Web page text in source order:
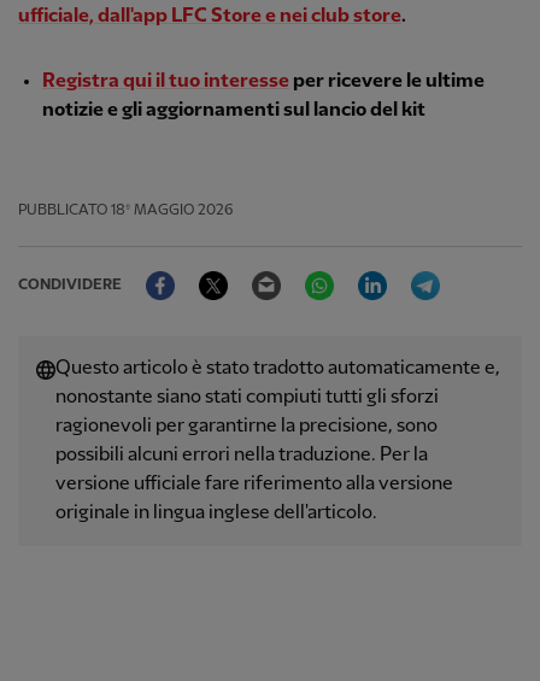
ufficiale, dall'app LFC Storee nei club store.
Registra qui il tuo interesse per ricevere le ultime
notizie e gli aggiornamenti sul lancio del kit
PUBBLICATO 18º MAGGIO 2026
CONDIVIDERE
FacebookTwitter Email WhatsAppLinkedIn
Questo articolo è stato tradotto automaticamente e,
nonostante siano stati compiuti tutti gli sforzi
ragionevoli per garantirne la precisione, sono
possibili alcuni errori nella traduzione. Per la
versione ufficiale fare riferimento alla versione
originale in lingua inglese dell'articolo.